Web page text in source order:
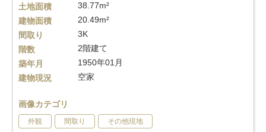
土地面積
38.77m²
建物面積
20.49m²
間取り
3K
階数
2階建て
築年月
1950年01月
建物現況
空家
画像カテゴリ
外観 間取り その他現地